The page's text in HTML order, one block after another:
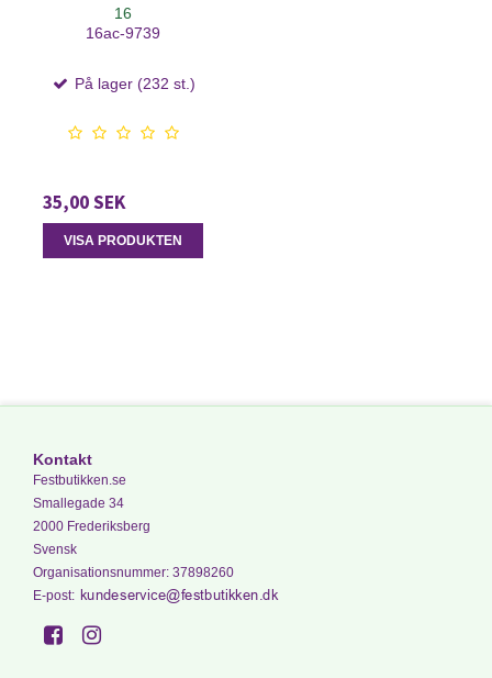
16
16ac-9739
På lager (232 st.)
35,00 SEK
VISA PRODUKTEN
Kontakt
Festbutikken.se
Smallegade 34
2000 Frederiksberg
Svensk
Organisationsnummer: 37898260
E-post: